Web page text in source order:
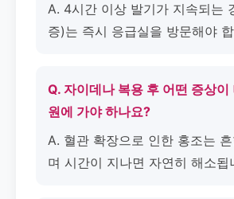
A. 4시간 이상 발기가 지속되는
증)는 즉시 응급실을 방문해야
Q. 자이데나 복용 후 어떤 증상이
원에 가야 하나요?
A. 혈관 확장으로 인한 홍조는
며 시간이 지나면 자연히 해소됩